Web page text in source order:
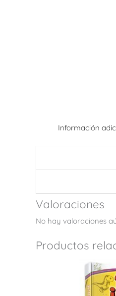
Información
Valoraciones
No hay valoraciones
Productos